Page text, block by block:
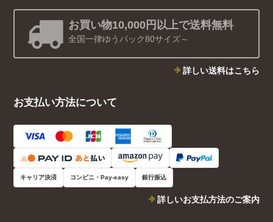
お買い物10,000円以上で送料無料
全国一律ゆうパック80サイズ～
詳しい送料はこちら
お支払い方法について
キャリア決済 コンビニ・Pay-easy 銀行振込
詳しいお支払方法のご案内